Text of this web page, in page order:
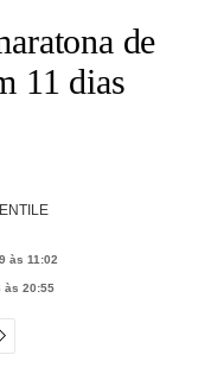
de
11 dias
às 11:02
às 20:55